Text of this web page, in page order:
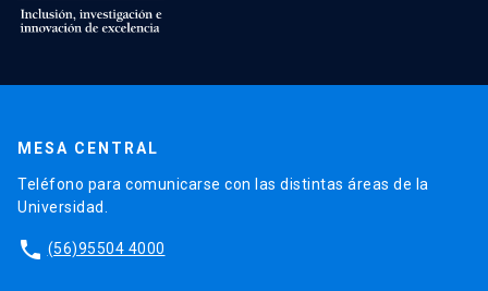
MESA CENTRAL
Teléfono para comunicarse con las distintas áreas de la
Universidad.
phone (56)95504 4000